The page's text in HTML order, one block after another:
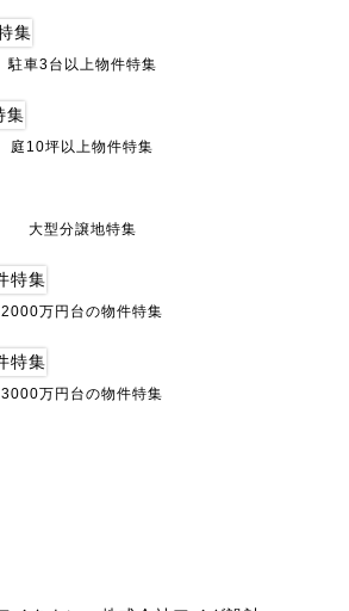
駐車3台以上物件特集
庭10坪以上物件特集
大型分譲地特集
2000万円台の物件特集
3000万円台の物件特集